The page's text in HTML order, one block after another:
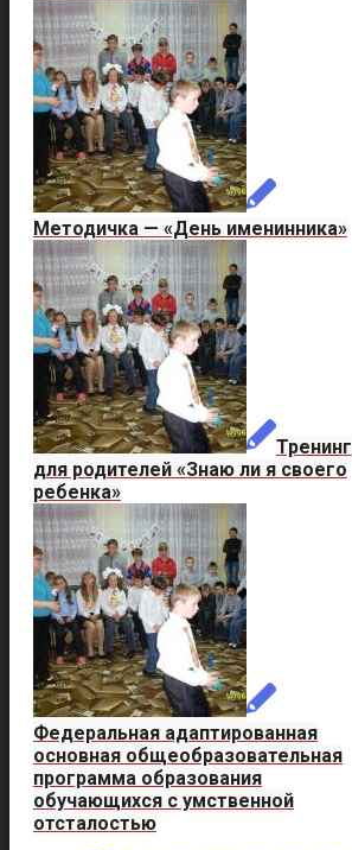
Методичка — «День именинника»
Тренинг
для родителей «Знаю ли я своего
ребенка»
Федеральная адаптированная
основная общеобразовательная
программа образования
обучающихся с умственной
отсталостью